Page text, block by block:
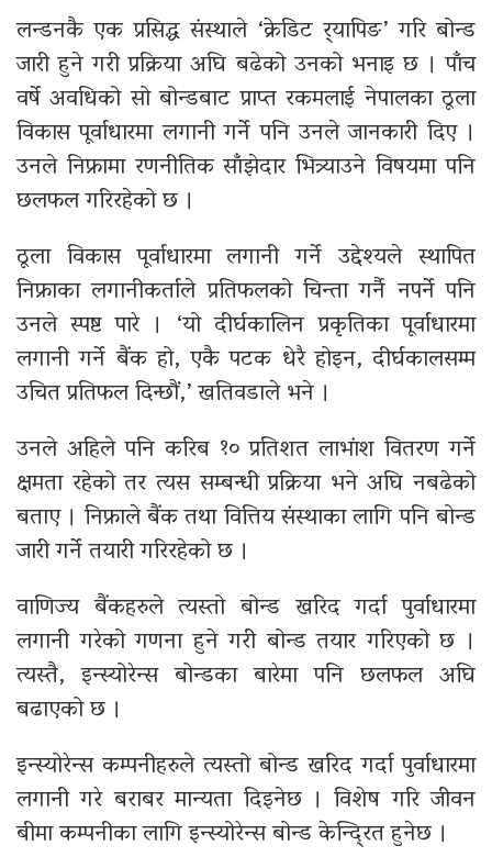
लन्डनकै एक प्रसिद्ध संस्थाले ‘क्रेडिट र्‍यापिङ’ गरि बोन्ड
जारी हुने गरी प्रक्रिया अघि बढेको उनको भनाइ छ । पाँच
वर्षे अवधिको सो बोन्डबाट प्राप्त रकमलाई नेपालका ठूला
विकास पूर्वाधारमा लगानी गर्ने पनि उनले जानकारी दिए ।
उनले निफ्रामा रणनीतिक साँझेदार भित्र्याउने विषयमा पनि
छलफल गरिरहेको छ ।
ठूला विकास पूर्वाधारमा लगानी गर्ने उद्देश्यले स्थापित
निफ्राका लगानीकर्ताले प्रतिफलको चिन्ता गर्नै नपर्ने पनि
उनले स्पष्ट पारे । ‘यो दीर्घकालिन प्रकृतिका पूर्वाधारमा
लगानी गर्ने बैंक हो, एकै पटक धेरै होइन, दीर्घकालसम्म
उचित प्रतिफल दिन्छौं,’ खतिवडाले भने ।
उनले अहिले पनि करिब १० प्रतिशत लाभांश वितरण गर्ने
क्षमता रहेको तर त्यस सम्बन्धी प्रक्रिया भने अघि नबढेको
बताए । निफ्राले बैंक तथा वित्तिय संस्थाका लागि पनि बोन्ड
जारी गर्ने तयारी गरिरहेको छ ।
वाणिज्य बैंकहरुले त्यस्तो बोन्ड खरिद गर्दा पुर्वाधारमा
लगानी गरेको गणना हुने गरी बोन्ड तयार गरिएको छ ।
त्यस्तै, इन्स्योरेन्स बोन्डका बारेमा पनि छलफल अघि
बढाएको छ ।
इन्स्योरेन्स कम्पनीहरुले त्यस्तो बोन्ड खरिद गर्दा पुर्वाधारमा
लगानी गरे बराबर मान्यता दिइनेछ । विशेष गरि जीवन
बीमा कम्पनीका लागि इन्स्योरेन्स बोन्ड केन्दि्रत हुनेछ ।